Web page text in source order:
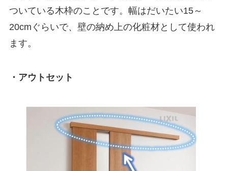
ついている木枠のことです。幅はだいたい15～
20cmぐらいで、壁の納め上の化粧材として使われ
ます。
・アウトセット